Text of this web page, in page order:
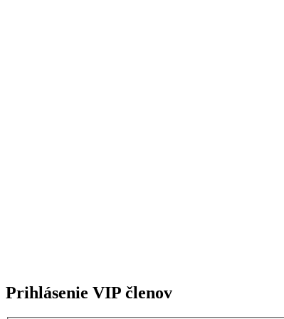
Prihlásenie VIP členov